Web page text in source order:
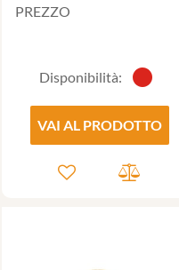
PREZZO
Disponibilità:
VAI AL PRODOTTO